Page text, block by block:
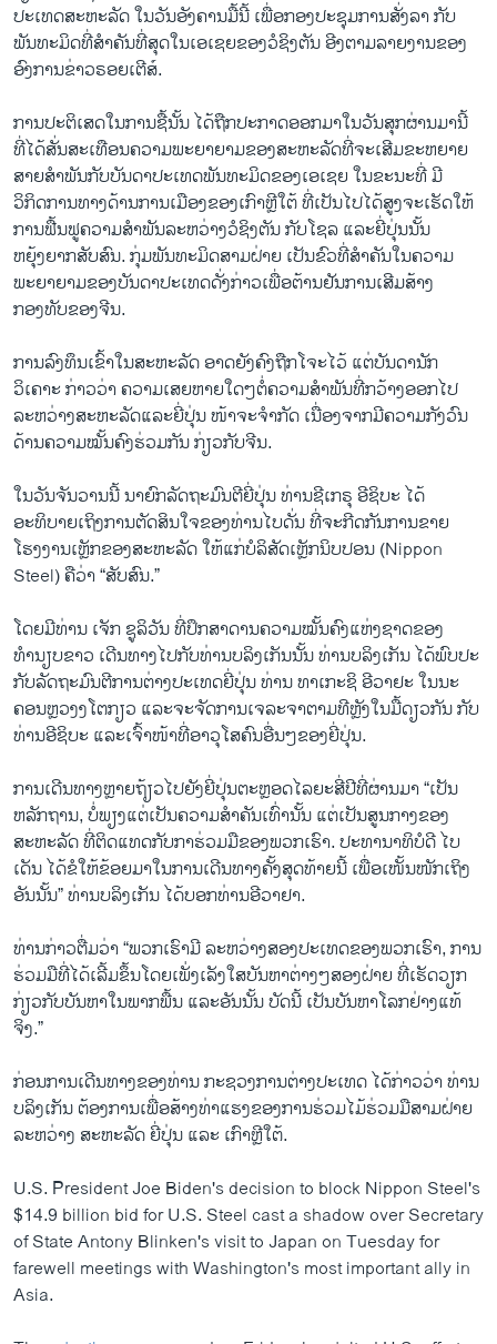
ປະເທດສະຫະລັດ ໃນວັນອັງຄານມື້ນີ້ ເພື່ອກອງປະຊຸມການສັ່ງລາ ກັບ
ພັນທະມິດທີ່ສຳຄັນທີ່ສຸດໃນເອເຊຍຂອງວໍຊິງຕັນ ອີງຕາມລາຍງານຂອງ
ອົງການຂ່າວຣອຍເຕີສ໌.
ການປະຕິເສດໃນການຊື້ນັ້ນ ໄດ້ຖືກປະກາດອອກມາໃນວັນສຸກຜ່ານມານີ້
ທີ່ໄດ້ສັ່ນສະເທືອນຄວາມພະຍາຍາມຂອງສະຫະລັດທີ່ຈະເສີມຂະຫຍາຍ
ສາຍສຳພັນກັບບັນດາປະເທດພັນທະມິດຂອງເອເຊຍ ໃນຂະນະທີ່ ມີ
ວິກິດການທາງດ້ານການເມືອງຂອງເກົາຫຼີໃຕ້ ທີ່ເປັນໄປໄດ້ສູງຈະເຮັດໃຫ້
ການຟື້ນຟູຄວາມສຳພັນລະຫວ່າງວໍຊິງຕັນ ກັບໂຊລ ແລະຍີ່ປຸ່ນນັ້ນ
ຫຍຸ້ງຍາກສັບສົນ. ກຸ່ມພັນທະມິດສາມຝ່າຍ ເປັນຂົວທີ່ສຳຄັນໃນຄວາມ
ພະຍາຍາມຂອງບັນດາປະເທດດັ່ງກ່າວເພື່ອຕ້ານຢັນການເສີມສ້າງ
ກອງທັບຂອງຈີນ.
ການລົງທຶນເຂົ້າໃນສະຫະລັດ ອາດຍັງຄົງຖືກໂຈະໄວ້ ແຕ່ບັນດານັກ
ວິເຄາະ ກ່າວວ່າ ຄວາມເສຍຫາຍໃດໆຕໍ່ຄວາມສຳພັນທີ່ກວ້າງອອກໄປ
ລະຫວ່າງສະຫະລັດແລະຍີ່ປຸ່ນ ໜ້າຈະຈຳກັດ ເນື່ອງຈາກມີຄວາມກັງວົນ
ດ້ານຄວາມໝັ້ນຄົງຮ່ວມກັນ ກ່ຽວກັບຈີນ.
ໃນວັນຈັນວານນີ້ ນາຍົກລັດຖະມົນຕີຍີ່ປຸ່ນ ທ່ານຊີເກຣຸ ອີຊິບະ ໄດ້
ອະທິບາຍເຖິງການຕັດສິນໃຈຂອງທ່ານໄບດັ່ນ ທີ່ຈະກີດກັນການຂາຍ
ໂຮງງານເຫຼັກຂອງສະຫະລັດ ໃຫ້ແກ່ບໍລິສັດເຫຼັກນິບປອນ (Nippon
Steel) ຄືວ່າ “ສັບສົນ.”
ໂດຍມີທ່ານ ເຈັກ ຊູລິວັນ ທີ່ປຶກສາດານຄວາມໝັ້ນຄົງແຫ່ງຊາດຂອງ
ທຳນຽບຂາວ ເດີນທາງໄປກັບທ່ານບລິງເກັນນັ້ນ ທ່ານບລິງເກັນ ໄດ້ພົບປະ
ກັບລັດຖະມົນຕີການຕ່າງປະເທດຍີ່ປຸ່ນ ທ່ານ ທາເກະຊິ ອີວາຢະ ໃນນະ
ຄອນຫຼວງງໂຕກຽວ ແລະຈະຈັດການເຈລະຈາຕາມທີຫຼັງໃນມື້ດຽວກັນ ກັບ
ທ່ານອີຊິບະ ແລະເຈົ້າໜ້າທີ່ອາວຸໂສຄົນອື່ນໆຂອງຍີ່ປຸ່ນ.
ການເດີນທາງຫຼາຍຖ້ຽວໄປຍັງຍີ່ປຸ່ນຕະຫຼອດໄລຍະສີ່ປີທີ່ຜ່ານມາ “ເປັນ
ຫລັກຖານ, ບໍ່ພຽງແຕ່ເປັນຄວາມສຳຄັນເທົ່ານັ້ນ ແຕ່ເປັນສູນກາງຂອງ
ສະຫະລັດ ທີ່ຕິດແທດກັບກາຮ່ວມມືຂອງພວກເຮົາ. ປະທານາທິບໍດີ ໄບ
ເດັນ ໄດ້ຂໍໃຫ້ຂ້ອຍມາໃນການເດີນທາງຄັ້ງສຸດທ້າຍນີ້ ເພື່ອເໜັ້ນໜັກເຖິງ
ອັນນັ້ນ” ທ່ານບລິງເກັນ ໄດ້ບອກທ່ານອີວາຢາ.
ທ່ານກ່າວຕື່ມວ່າ “ພວກເຮົາມີ ລະຫວ່າງສອງປະເທດຂອງພວກເຮົາ, ການ
ຮ່ວມມືທີ່ໄດ້ເລີ້ມຂຶ້ນໂດຍເພັ່ງເລັງໃສບັນຫາຕ່າງໆສອງຝ່າຍ ທີ່ເຮັດວຽກ
ກ່ຽວກັບບັນຫາໃນພາກພື້ນ ແລະອັນນັ້ນ ບັດນີ້ ເປັນບັນຫາໂລກຢ່າງແທ້
ຈິງ.”
ກ່ອນການເດີນທາງຂອງທ່ານ ກະຊວງການຕ່າງປະເທດ ໄດ້ກ່າວວ່າ ທ່ານ
ບລິງເກັນ ຕ້ອງການເພື່ອສ້າງທ່າແຮງຂອງການຮ່ວມໄມ້ຮ່ວມມືສາມຝ່າຍ
ລະຫວ່າງ ສະຫະລັດ ຍີ່ປຸ່ນ ແລະ ເກົາຫຼີໃຕ້.
U.S. President Joe Biden's decision to block Nippon Steel's
$14.9 billion bid for U.S. Steel cast a shadow over Secretary
of State Antony Blinken's visit to Japan on Tuesday for
farewell meetings with Washington's most important ally in
Asia.